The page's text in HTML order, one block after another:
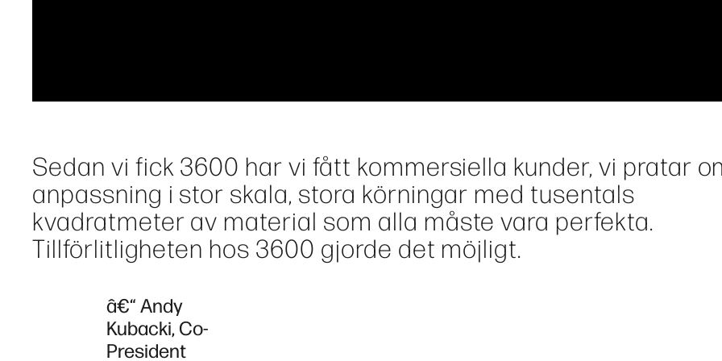
Sedan vi fick 3600 har vi fått kommersiella kunder, vi pratar
anpassning i stor skala, stora körningar med tusentals
kvadratmeter av material som alla måste vara perfekta.
Tillförlitligheten hos 3600 gjorde det möjligt.
â€“ Andy
Kubacki, Co-
President